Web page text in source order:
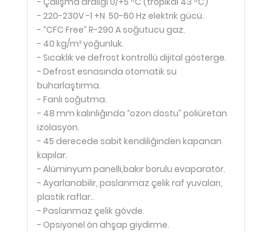
- 220-230V -1 +N 50-60 Hz elektrik gücü.
- “CFC Free” R-290 A soğutucu gaz.
- 40 kg/m³ yoğunluk.
- Sıcaklık ve defrost kontrollü dijital gösterge.
- Defrost esnasında otomatik su
buharlaştırma.
- Fanlı soğutma.
- 48 mm kalınlığında “ozon dostu” poliüretan
izolasyon.
- 45 derecede sabit kendiliğinden kapanan
kapılar.
- Alüminyum panelli,bakır borulu evaparatör.
- Ayarlanabilir, paslanmaz çelik raf yuvaları,
plastik raflar..
- Paslanmaz çelik gövde.
- Opsiyonel ön ahşap giydirme.